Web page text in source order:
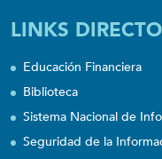
LINKS
Educación Financiera
Biblioteca
Sistema Nacional de
Seguridad de la